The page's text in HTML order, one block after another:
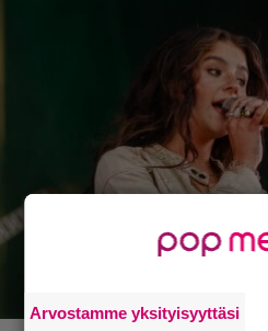
Arvostamme yksityisyyttäsi